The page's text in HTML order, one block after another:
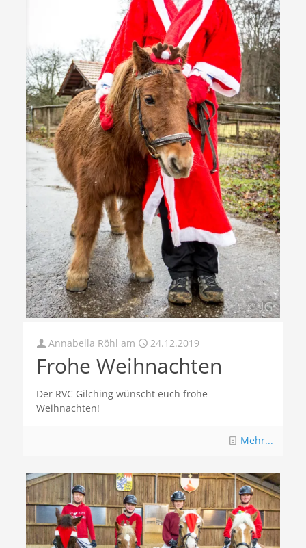
Annabella Röhl am 24.12.2019
Frohe Weihnachten
Der RVC Gilching wünscht euch frohe
Weihnachten!
Mehr...